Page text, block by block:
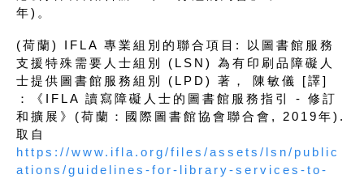
年)。
(荷蘭) IFLA 專業組別的聯合項目: 以圖書館服務
支援特殊需要人士組別 (LSN) 為有印刷品障礙人
士提供圖書館服務組別 (LPD) 著， 陳敏儀 [譯]
：《IFLA 讀寫障礙人士的圖書館服務指引 - 修訂
和擴展》(荷蘭：國際圖書館協會聯合會, 2019年).
取自
https://www.ifla.org/files/assets/lsn/public
ations/guidelines-for-library-services-to-